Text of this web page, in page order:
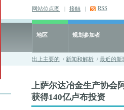
网站位点图 | 接触 | RSS
地区 规划参加者
出上主要的 / 新闻和解析 / 最近的新
上萨尔达冶金生产协会
获得140亿卢布投资